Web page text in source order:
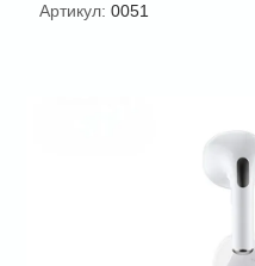
Артикул: 0051